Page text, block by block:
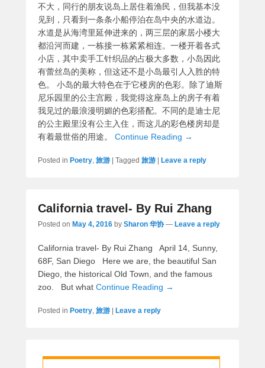
不大，同行的朋友说岛上居住着渔民，但我基本没
见到，只看到一条条小船停泊在岛中央的水道边。
水道是从海湾里延伸进来的，两三层的家居小楼大
都沿河而建，一栋接一栋紧紧相连。一楼开着各式
小店，其中卖手工针织品的占极大多数，小岛因此
有蕾丝岛的美称，但这还不是小岛最引人入胜的特
色。 小岛的最大特色在于它楼房的色彩。除了迪斯
尼乐园里的公主宫殿，我觉得这座岛上的房子有着
我见过的最浪漫明媚的色彩搭配。不同的是迪士尼
的公主殿里没有公主入住，而这儿的彩色楼房却是
有着最世俗的用途。 Continue Reading →
Posted in Poetry, 旅游 Tagged 旅游 Leave a reply
California travel- By Rui Zhang
Posted on May 4, 2016 by Sharon 华协 — Leave a reply
California travel- By Rui Zhang April 14, Sunny,
68F, San Diego Here we are, the beautiful San
Diego, the historical Old Town, and the famous
zoo. But what Continue Reading →
Posted in Poetry, 旅游 Leave a reply